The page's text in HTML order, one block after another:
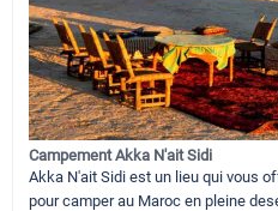
Campement Akka N'ait Sidi
Akka N'ait Sidi est un lieu qui vous
pour camper au Maroc en pleine